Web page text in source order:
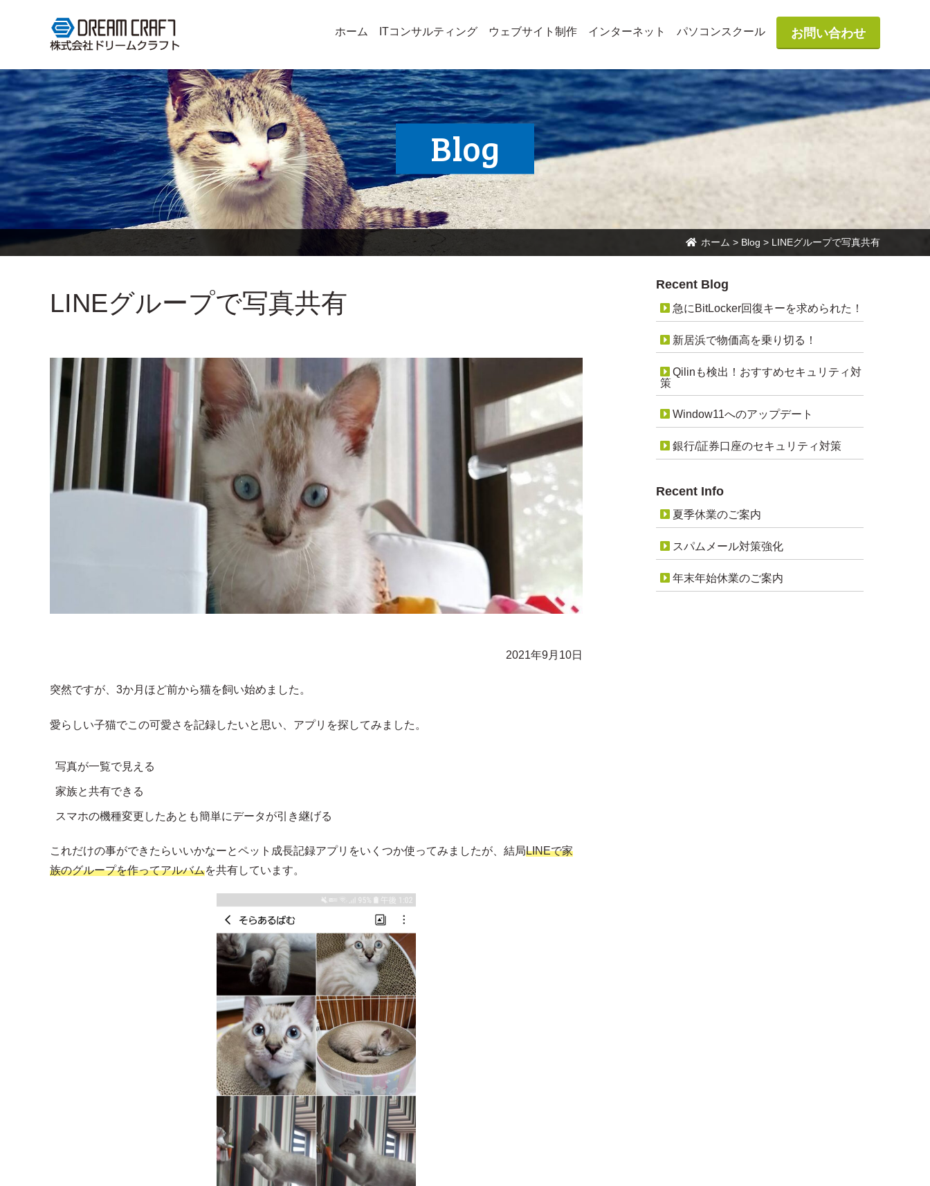
ホーム ITコンサルティング ウェブサイト制作 インターネット パソコンスクール お問い合わせ
Blog
ホーム > Blog > LINEグループで写真共有
LINEグループで写真共有
2021年9月10日
突然ですが、3か月ほど前から猫を飼い始めました。
愛らしい子猫でこの可愛さを記録したいと思い、アプリを探してみました。
写真が一覧で見える
家族と共有できる
スマホの機種変更したあとも簡単にデータが引き継げる
これだけの事ができたらいいかなーとペット成長記録アプリをいくつか使ってみましたが、結局LINEで家
族のグループを作ってアルバムを共有しています。
Recent Blog
急にBitLocker回復キーを求められた！
新居浜で物価高を乗り切る！
Qilinも検出！おすすめセキュリティ対
策
Window11へのアップデート
銀行/証券口座のセキュリティ対策
Recent Info
夏季休業のご案内
スパムメール対策強化
年末年始休業のご案内